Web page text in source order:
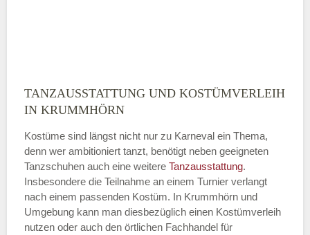
TANZAUSSTATTUNG UND KOSTÜMVERLEIH
IN KRUMMHÖRN
Kostüme sind längst nicht nur zu Karneval ein Thema,
denn wer ambitioniert tanzt, benötigt neben geeigneten
Tanzschuhen auch eine weitere Tanzausstattung.
Insbesondere die Teilnahme an einem Turnier verlangt
nach einem passenden Kostüm. In Krummhörn und
Umgebung kann man diesbezüglich einen Kostümverleih
nutzen oder auch den örtlichen Fachhandel für